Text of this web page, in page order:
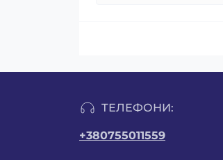
ТЕЛЕФОНИ:
+380755011559